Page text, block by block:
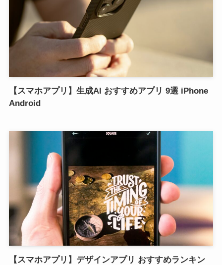
【スマホアプリ】生成AI おすすめアプリ 9選 iPhone
Android
【スマホアプリ】デザインアプリ おすすめランキン